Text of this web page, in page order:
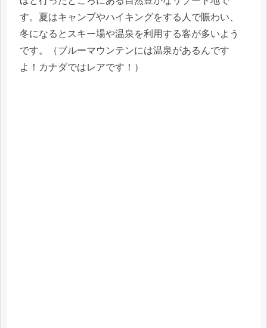
す。夏はキャンプやハイキングをする人で賑わい、
冬になるとスキー場や温泉を利用する客が多いよう
です。（ブルーマウンテンには温泉があるんです
よ！カナダではレアです！）